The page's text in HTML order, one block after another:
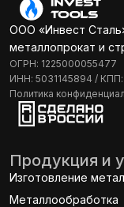
ООО «Инвест
металлопрокат и
ОГРН: 1225000055477
ИНН: 5031145894 / КПП:
Политика
Продукция и
Изготовление
Металлообработка